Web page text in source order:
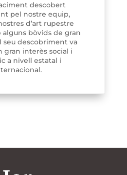
descobert
pel nostre equip,
d’art rupestre
alguns bòvids de gran
seu descobriment va
gran interès social i
a nivell estatal i